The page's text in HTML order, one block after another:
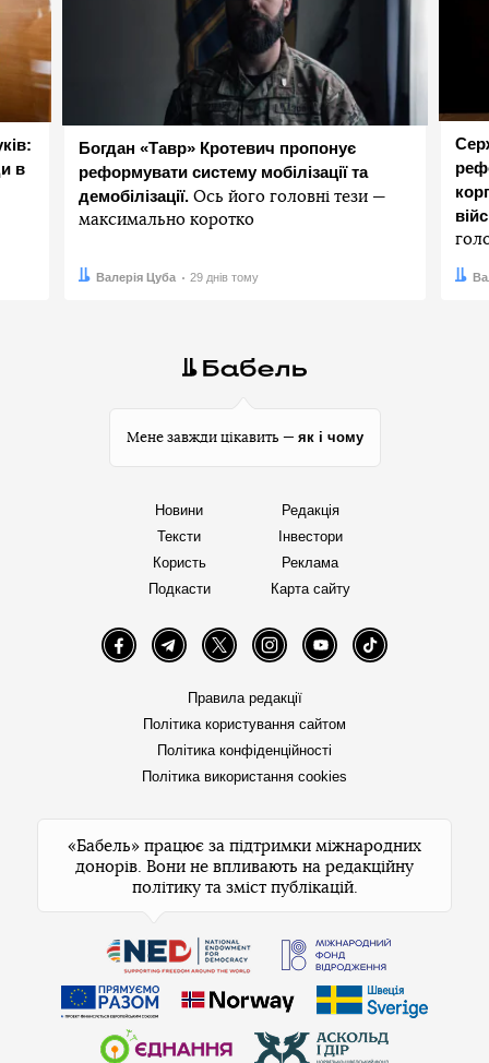
в
Богдан «Тавр» Кротевич пропонує
реформувати систему мобілізації та
демобілізації. Ось його головні тези —
максимально коротко
Автор:Валерія Цуба
Дата: 29 днів тому Дата:
Мене завжди цікавить — як і чому
Новини
Тексти
Користь
Подкасти
Редакція
Інвестори
Реклама
Карта сайту
FacebookTelegramTwitter InstagramYouTube TikTok
Правила редакції
Політика користування сайтом
Політика конфіденційності
Політика використання cookies
«Бабель» працює за підтримки міжнародних
донорів. Вони не впливають на редакційну
політику та зміст публікацій.